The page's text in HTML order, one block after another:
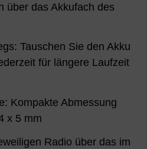
über das Akkufach des
Tauschen Sie den Akku
für längere Laufzeit
Kompakte Abmessung
x 5 mm
Radio über das im